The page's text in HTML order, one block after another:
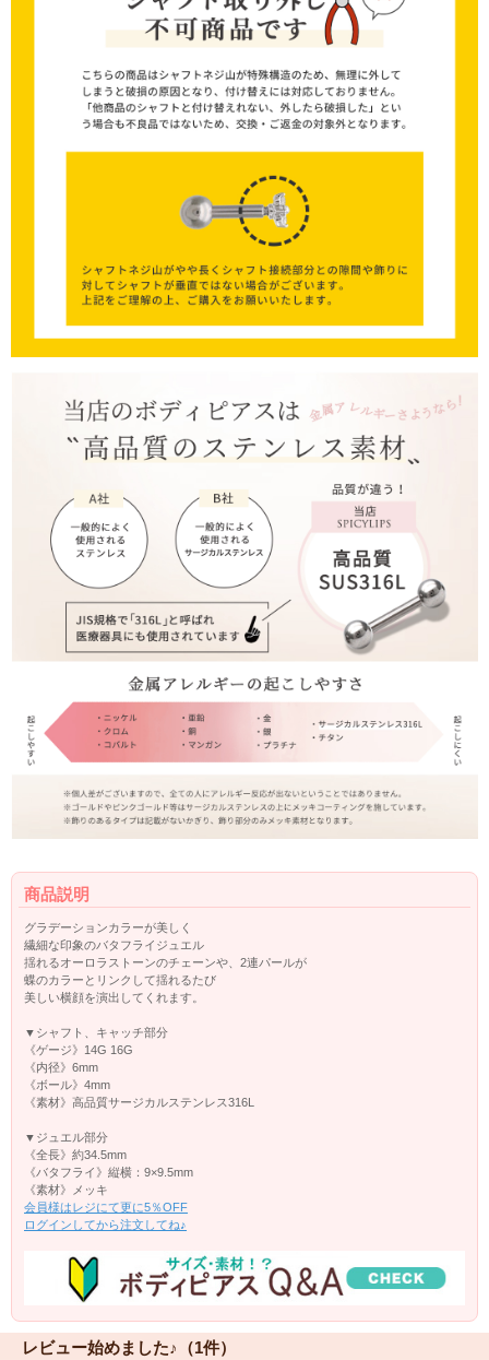
商品説明
グラデーションカラーが美しく
繊細な印象のバタフライジュエル
揺れるオーロラストーンのチェーンや、2連パールが
蝶のカラーとリンクして揺れるたび
美しい横顔を演出してくれます。
▼シャフト、キャッチ部分
《ゲージ》14G 16G
《内径》6mm
《ボール》4mm
《素材》高品質サージカルステンレス316L
▼ジュエル部分
《全長》約34.5mm
《バタフライ》縦横：9×9.5mm
《素材》メッキ
会員様はレジにて更に5％OFF
ログインしてから注文してね♪
レビュー始めました♪（1件）